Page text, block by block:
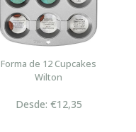
Forma de 12 Cupcakes
Wilton
Desde: €12,35